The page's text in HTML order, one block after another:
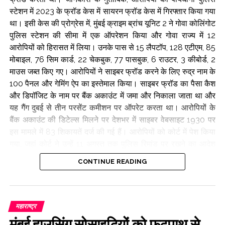
स्टेशन में 2023 के फ्रॉड केस में सायरन फ्रॉड केस में गिरफ्तार किया गया
था। इसी केस की प्रोग्रेस में, मुंबई क्राइम ब्रांच यूनिट 2 ने गोवा कोलिंगोट
पुलिस स्टेशन की सीमा में एक ऑपरेशन किया और गोवा राज्य में 12
आरोपियों को हिरासत में लिया। उनके पास से 15 लैपटॉप, 128 एटीएम, 85
मोबाइल, 76 सिम कार्ड, 22 चेकबुक, 77 पासबुक, 6 राउटर, 3 कीबोर्ड, 2
माउस जब्त किए गए। आरोपियों ने साइबर फ्रॉड करने के लिए रुद्र नाम के
100 पैनल और गेमिंग ऐप का इस्तेमाल किया। साइबर फ्रॉड का पैसा कैश
और डिपॉजिट के नाम पर बैंक अकाउंट में जमा और निकाला जाता था और
यह गैंग दुबई से तीन परसेंट कमीशन पर ऑपरेट करता था। आरोपियों के
बैंक अकाउंट की डिटेल्स मिलने पर देशभर में साइबर वेबसाइट 1930 पर
दिया है। यह कार्रवाई मुंबई पुलिस कमिश्नर देविन भारती के निर्देश पर की
गई। जॉइंट पुलिस कमिश्नर क्राइम अनिल कंभारे, डीसीपी राज तिलक
रोशन ने दी। उन्होंने बताया कि पिछले 5 से 6 महीने में इस गैंग ने कई बैंक
अकाउंट में साइबर फ्रॉड के जरिए 500 करोड़ ट्रांसफर किए हैं, जबकि
CONTINUE READING
महाराष्ट्र